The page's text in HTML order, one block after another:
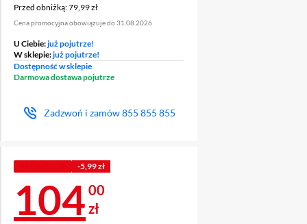
Przed obniżką: 79,99 zł
Przed obniżką:79,99 zł
Cena promocyjna obowiązuje do 31.08.2026
U Ciebie:już pojutrze!
W sklepie:już pojutrze!
Dostępność w sklepie
Darmowa dostawa pojutrze
Zadzwoń i zamów855 855 855
-5,99 zł
Cena 104 zł
104 00
zł